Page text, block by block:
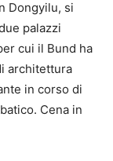
Dongyilu, si
palazzi
cui il Bund ha
architettura
in corso di
Cena in